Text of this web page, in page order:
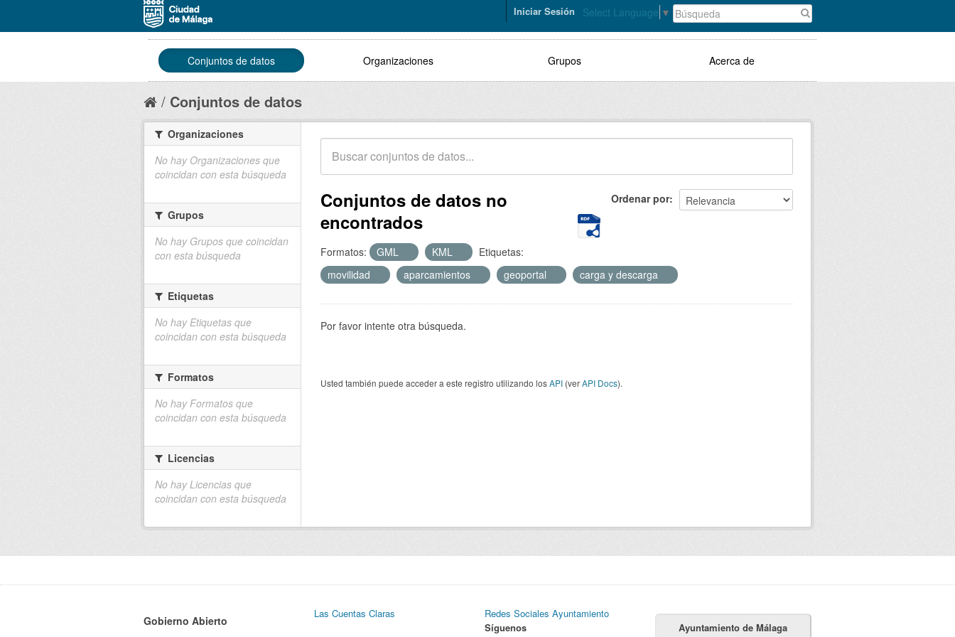
Select Language ▼
Iniciar Sesión
Conjuntos de datos Organizaciones Grupos Acerca de
Conjuntos de datos
Ordenar por
Conjuntos de datos no
encontrados
Formatos: GML KML
Etiquetas:
movilidad
aparcamientos geoportal carga y descarga
Por favor intente otra búsqueda.
Usted también puede acceder a este registro utilizando losAPI (verAPI Docs).
Organizaciones
No hay Organizaciones que
coincidan con esta búsqueda
Grupos
No hay Grupos que coincidan
con esta búsqueda
Etiquetas
No hay Etiquetas que
coincidan con esta búsqueda
Formatos
No hay Formatos que
coincidan con esta búsqueda
Licencias
No hay Licencias que
coincidan con esta búsqueda
Gobierno Abierto
Las Cuentas Claras
Redes Sociales Ayuntamiento
Síguenos
Ayuntamiento de Málaga